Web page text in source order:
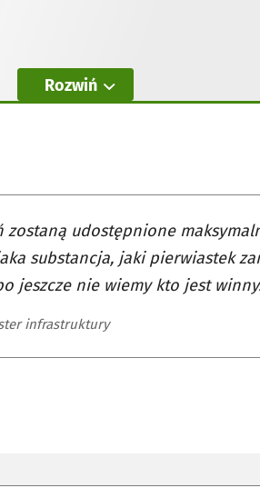
Rozwiń
udostępnione
substancja, jaki pierwiastek
jeszcze nie wiemy kto jest
infrastruktury